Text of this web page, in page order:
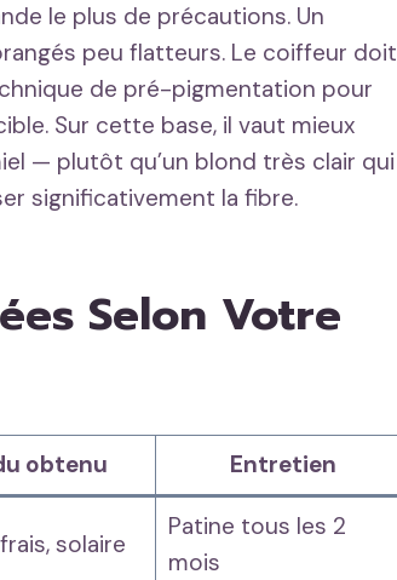
le plus de précautions. Un
peu flatteurs. Le coiffeur doit
de pré-pigmentation pour
Sur cette base, il vaut mieux
— plutôt qu’un blond très clair qui
significativement la fibre.
Selon Votre
obtenu Entretien
solaire
Patine tous les 2
mois